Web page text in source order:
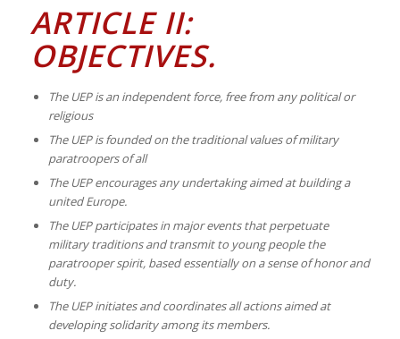
ARTICLE II:
OBJECTIVES.
The UEP is an independent force, free from any political or
religious
The UEP is founded on the traditional valuesof military
paratroopers of all
The UEP encourages any undertaking aimed at building a
united Europe.
The UEP participates in major events that perpetuate
military traditions and transmit to young people the
paratrooper spirit, based essentially on a sense of honor and
duty.
The UEP initiates and coordinates all actions aimed at
developing solidarity among its members.